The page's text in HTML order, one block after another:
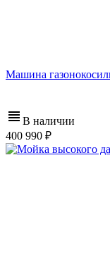
Машина
В наличии
400 990